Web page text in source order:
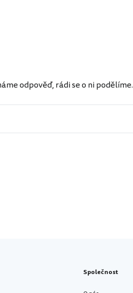
odpověď, rádi se o ni podělíme.
Společnost